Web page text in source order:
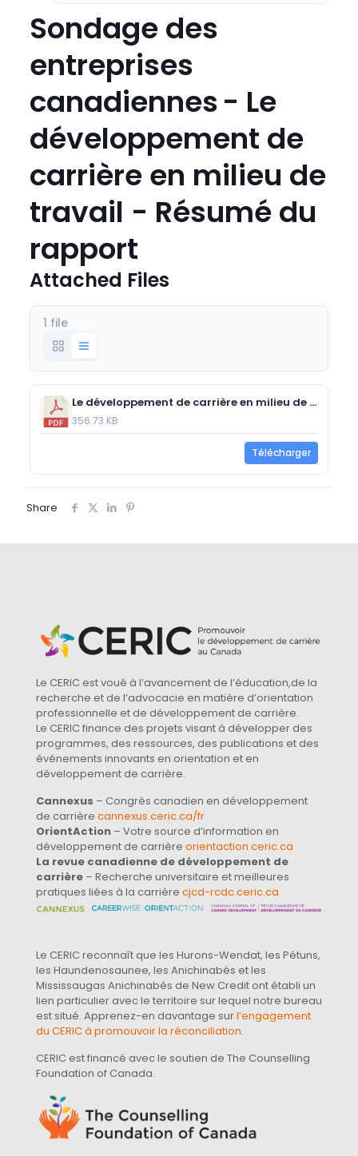
Sondage des
entreprises
canadiennes - Le
développement de
carrière en milieu de
travail - Résumé du
rapport
Attached Files
1 file
Le développement de carrière en milieu de travail - sondage des entreprises canadiennes - Résumé du rapport.pdf
356.73 KB
Télécharger
Share
Le CERIC est voué à l’avancement de l’éducation,de la
recherche et de l’advocacie en matière d’orientation
professionnelle et de développement de carrière.
Le CERIC finance des projets visant à développer des
programmes, des ressources, des publications et des
événements innovants en orientation et en
développement de carrière.
Cannexus – Congrès canadien en développement
de carrière cannexus.ceric.ca/fr
OrientAction – Votre source d’information en
développement de carrière orientaction.ceric.ca
La revue canadienne de développement de
carrière – Recherche universitaire et meilleures
pratiques liées à la carrière cjcd-rcdc.ceric.ca
Le CERIC reconnaît que les Hurons-Wendat, les Pétuns,
les Haundenosaunee, les Anichinabés et les
Mississaugas Anichinabés de New Credit ont établi un
lien particulier avec le territoire sur lequel notre bureau
est situé. Apprenez-en davantage surl’engagement
du CERIC à promouvoir la réconciliation.
CERIC est financé avec le soutien de The Counselling
Foundation of Canada.